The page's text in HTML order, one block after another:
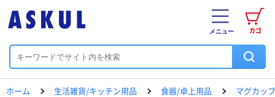
カゴ
メニュー
ホーム 生活雑貨/キッチン用品 食器/卓上用品 マグカッ